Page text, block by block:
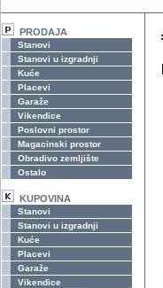
PRODAJA
Stanovi
Stanovi u izgradnji
Kuće
Placevi
Garaže
Vikendice
Poslovni prostor
Magacinski prostor
Obradivo zemljište
Ostalo
KUPOVINA
Stanovi
Stanovi u izgradnji
Kuće
Placevi
Garaže
Vikendice